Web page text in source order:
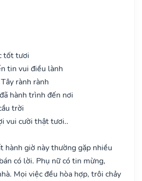
tốt tươi
tin vui điều lành
rành rành
hành trình đến nơi
trời
vui cười thật tươi..
hành giờ này thường gặp nhiều
có lời. Phụ nữ có tin mừng,
Mọi việc đều hòa hợp, trôi chảy